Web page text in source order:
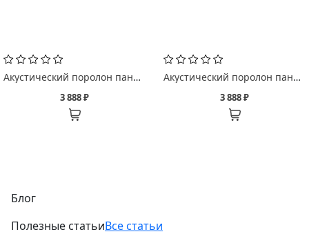
Акустический поролон панель Echoton Восход/ Sunrise
3 888 ₽
Акустический поролон панель Echoton Косы/ Braids
3 888 ₽
Блог
Полезные статьиВсе статьи